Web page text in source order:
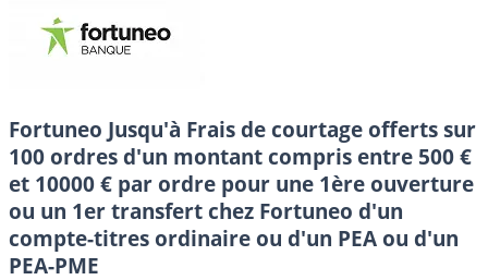
Fortuneo Jusqu'à Frais de courtage offerts sur
100 ordres d'un montant compris entre 500 €
et 10000 € par ordre pour une 1ère ouverture
ou un 1er transfert chez Fortuneo d'un
compte-titres ordinaire ou d'un PEA ou d'un
PEA-PME